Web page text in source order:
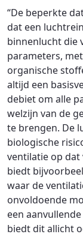
“De beperkte
dat een
binnenlucht die
parameters,
organische
altijd een
debiet om alle
welzijn van de
te brengen. De
biologische
ventilatie op
biedt
waar de
onvoldoende
een
biedt dit allicht